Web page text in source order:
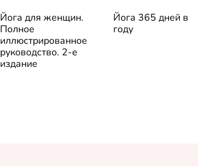
Йога для женщин.
Полное
иллюстрированное
руководство. 2-е
издание
Йога 365 дней в
году